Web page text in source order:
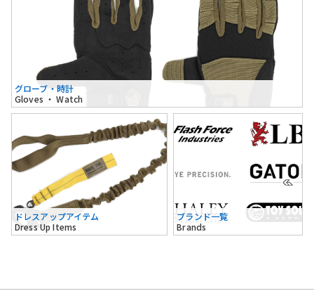
グローブ・時計
Gloves ・ Watch
ドレスアップアイテム
Dress Up Items
ブランド一覧
Brands